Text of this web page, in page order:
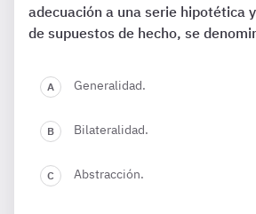
adecuación a una serie hipotética
de supuestos de hecho, se
Generalidad.
Bilateralidad.
Abstracción.